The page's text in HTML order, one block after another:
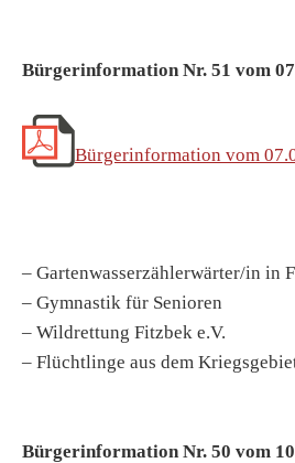
Bürgerinformation Nr. 51 vom
Bürgerinformation vom
– Gartenwasserzählerwärter/in in
– Gymnastik für Senioren
– Wildrettung Fitzbek e.V.
– Flüchtlinge aus dem
Bürgerinformation Nr. 50 vom